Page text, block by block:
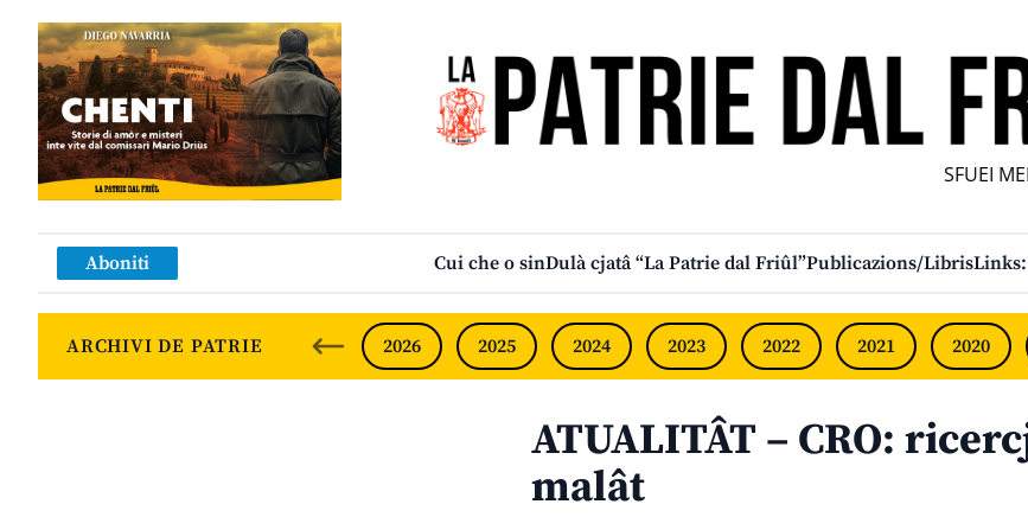
SFUEI
Aboniti Cui che o sinDulà cjatâ “La Patrie dal Friûl”Publicazions/Libris
ARCHIVI DE PATRIE 2026 2025 2024 2023 2022 2021 2020
ATUALITÂT – CRO:
malât